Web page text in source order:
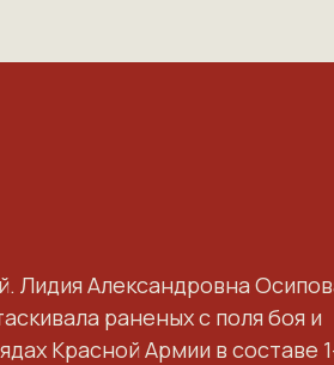
Лидия Александровна
раненых с поля боя и
Красной Армии в составе